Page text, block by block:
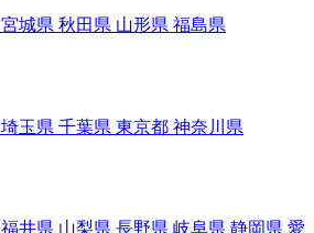
宮城県 秋田県 山形県 福島県
埼玉県 千葉県 東京都 神奈川県
福井県 山梨県 長野県 岐阜県 静岡県 愛